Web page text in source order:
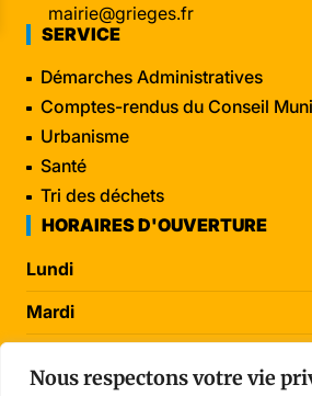
Nous respectons votre vie
mairie@grieges.fr
SERVICE
Démarches Administratives
Comptes-rendus du Conseil
Urbanisme
Santé
Tri des déchets
HORAIRES D'OUVERTURE
Lundi
Mardi